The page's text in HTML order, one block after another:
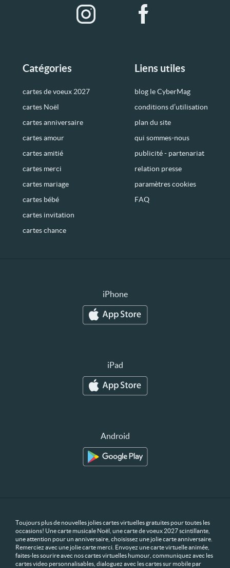
Catégories
cartes de voeux 2027
cartes Noël
cartes anniversaire
cartes amour
cartes amitié
cartes merci
cartes mariage
cartes bébé
cartes invitation
cartes chance
Liens utiles
blog le CyberMag
conditions d’utilisation
plan du site
qui sommes-nous
publicité - partenariat
relation presse
paramètres cookies
FAQ
iPhone
iPad
Android
Toujours plus de nouvelles jolies cartes virtuelles gratuites pour toutes les
occasions! Une carte musicale Noël, une carte de voeux 2027 scintillante,
une attention pour un anniversaire, choisissez une jolie carte anniversaire.
Remerciez avec une jolie carte merci. Envoyez une carte virtuelle animée,
faites-les sourire avec nos cartes virtuelles humour, communiquez avec les
cartes video personnalisables, dialoguez avec les cartes sur mobile par